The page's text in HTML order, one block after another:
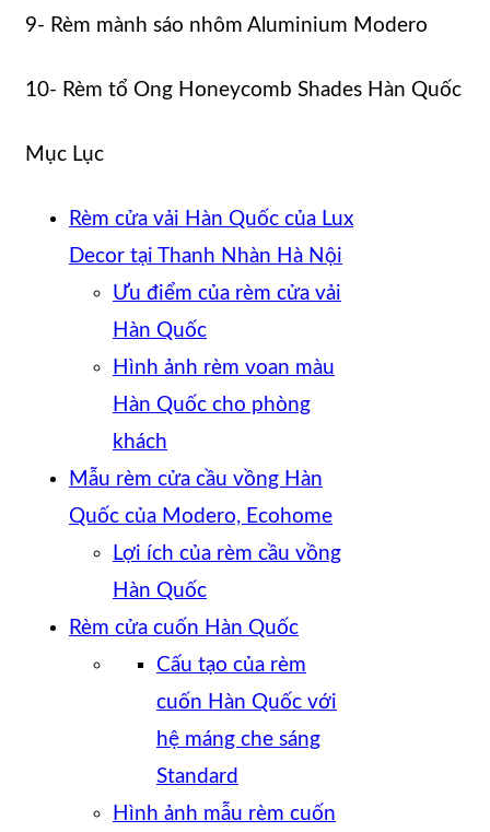
9- Rèm mành sáo nhôm Aluminium Modero
10- Rèm tổ Ong Honeycomb Shades Hàn Quốc
Mục Lục
Rèm cửa vải Hàn Quốc của Lux
Decor tại Thanh Nhàn Hà Nội
Ưu điểm của rèm cửa vải
Hàn Quốc
Hình ảnh rèm voan màu
Hàn Quốc cho phòng
khách
Mẫu rèm cửa cầu vồng Hàn
Quốc của Modero, Ecohome
Lợi ích của rèm cầu vồng
Hàn Quốc
Rèm cửa cuốn Hàn Quốc
Cấu tạo của rèm
cuốn Hàn Quốc với
hệ máng che sáng
Standard
Hình ảnh mẫu rèm cuốn